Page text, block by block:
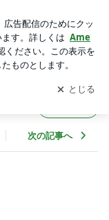
を受け取りまし
開く
次の記事へ